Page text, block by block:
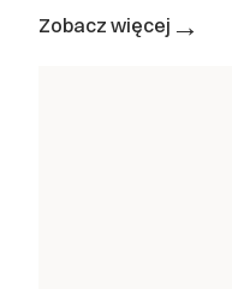
Zobacz więcej →